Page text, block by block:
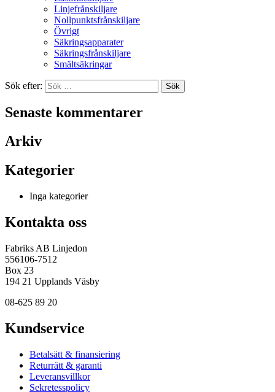
Linjefrånskiljare
Nollpunktsfrånskiljare
Övrigt
Säkringsapparater
Säkringsfrånskiljare
Smältsäkringar
Sök efter:
Senaste kommentarer
Arkiv
Kategorier
Inga kategorier
Kontakta oss
Fabriks AB Linjedon
556106-7512
Box 23
194 21 Upplands Väsby
08-625 89 20
Kundservice
Betalsätt & finansiering
Returrätt & garanti
Leveransvillkor
Sekretesspolicy